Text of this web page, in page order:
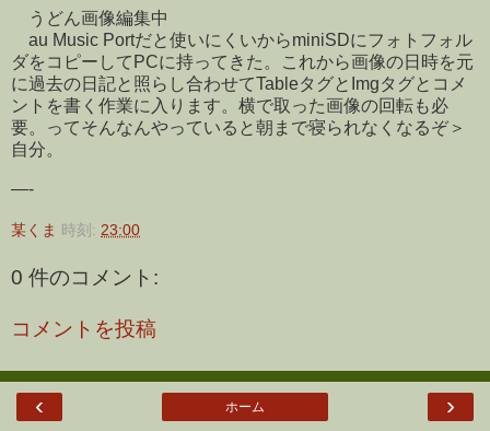
うどん画像編集中
au Music Portだと使いにくいからminiSDにフォトフォル
ダをコピーしてPCに持ってきた。これから画像の日時を元
に過去の日記と照らし合わせてTableタグとImgタグとコメ
ントを書く作業に入ります。横で取った画像の回転も必
要。ってそんなんやっていると朝まで寝られなくなるぞ＞
自分。
—-
某くま 時刻: 23:00
0 件のコメント:
コメントを投稿
‹ ›
ホーム